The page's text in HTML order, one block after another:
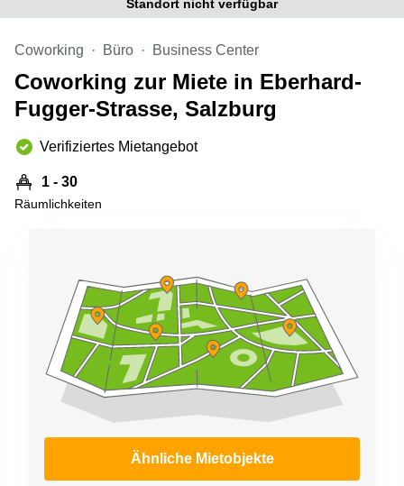
Coworking
Linz
Standort nicht verfügbar
Coworking Büro Business Center
Coworking zur Miete in Eberhard-
Fugger-Strasse, Salzburg
Verifiziertes Mietangebot
1 - 30
Räumlichkeiten
Ähnliche Mietobjekte